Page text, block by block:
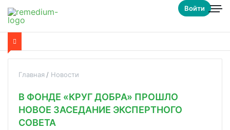
Войти
Главная Новости
В ФОНДЕ «КРУГ ДОБРА» ПРОШЛО
НОВОЕ ЗАСЕДАНИЕ ЭКСПЕРТНОГО
СОВЕТА